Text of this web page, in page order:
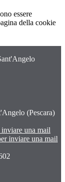
essere
della cookie
(Pescara)
una mail
inviare una mail